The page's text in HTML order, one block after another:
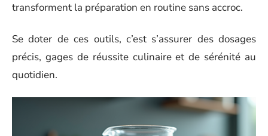
transforment la préparation en routine sans accroc.
Se doter de ces outils, c’est s’assurer des dosages
précis, gages de réussite culinaire et de sérénité au
quotidien.